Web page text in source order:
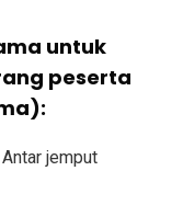
untuk
peserta
jemput